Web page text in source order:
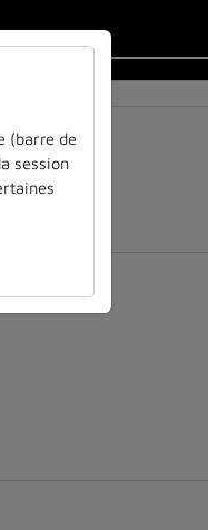
(barre de
session